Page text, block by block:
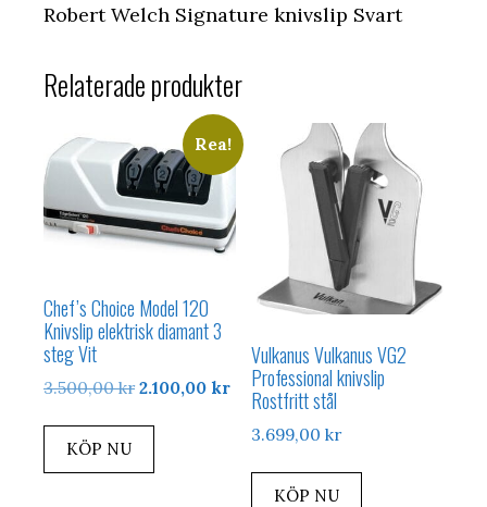
Robert Welch Signature knivslip Svart
Relaterade produkter
Rea!
Chef’s Choice Model 120
Knivslip elektrisk diamant 3
steg Vit
3.500,00kr Det
2.100,00 krDet
nuvarande
priset
2.100,00 kr.
KÖP NU
Vulkanus Vulkanus VG2
Professional knivslip
Rostfritt stål
3.699,00kr
KÖP NU